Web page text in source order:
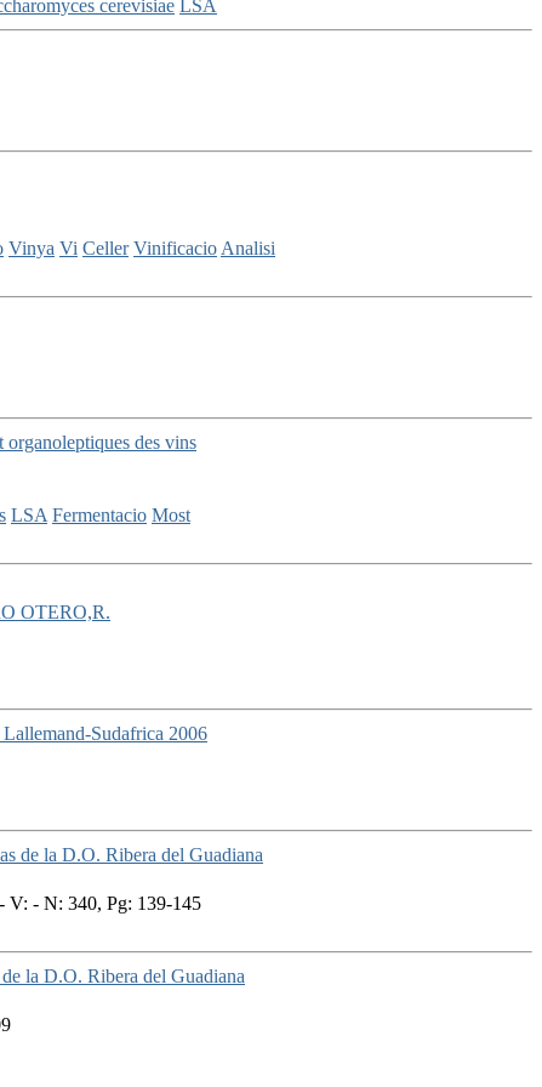
cerevisiae LSA
Vinya Vi Celler VinificacioAnalisi
organoleptiques des vins
LSA Fermentacio Most
OTERO,R.
Sudafrica 2006
de la D.O. Ribera del Guadiana
V: - N: 340, Pg: 139-145
la D.O. Ribera del Guadiana